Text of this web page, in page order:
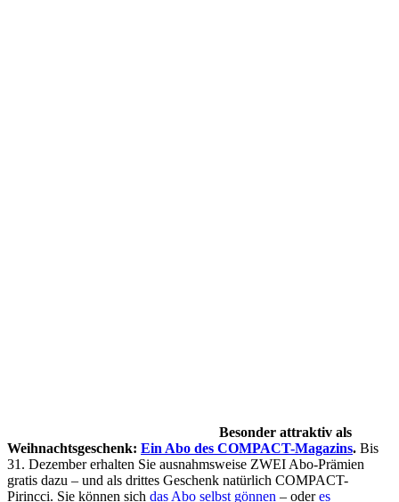
Besonder attraktiv als
Weihnachtsgeschenk: Ein Abo des COMPACT-Magazins. Bis
31. Dezember erhalten Sie ausnahmsweise ZWEI Abo-Prämien
gratis dazu – und als drittes Geschenk natürlich COMPACT-
Pirincci. Sie können sich das Abo selbst gönnen – oderes